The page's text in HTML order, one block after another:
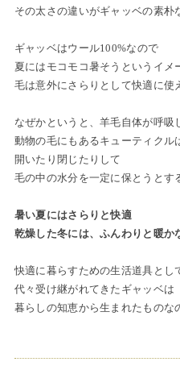
その太さの違いがギャッベの素朴
ギャッベはウール100%なので
夏にはモコモコ暑そうというイメ
毛は意外にさらりとして快適に使
なぜかというと、羊毛自体が呼吸
動物の毛にもあるキューティクル
開いたり閉じたりして
毛の中の水分を一定に保とうとす
暑い夏にはさらりと快適
乾燥した冬には、ふんわりと暖か
快適に暮らすための生活道具とし
代々受け継がれてきたギャッベは
暮らしの知恵から生まれたものな